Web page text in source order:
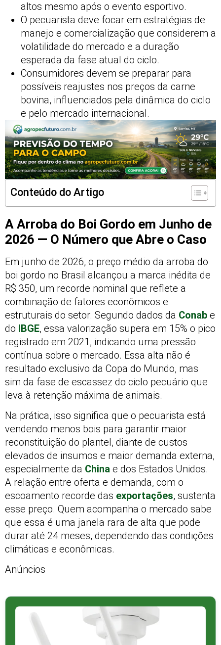
altos mesmo após o evento esportivo.
O pecuarista deve focar em estratégias de
manejo e comercialização que considerem a
volatilidade do mercado e a duração
esperada da fase atual do ciclo.
Consumidores devem se preparar para
possíveis reajustes nos preços da carne
bovina, influenciados pela dinâmica do ciclo
e pelo mercado internacional.
Conteúdo do Artigo
A Arroba do Boi Gordo em Junho de
2026 — O Número que Abre o Caso
Em junho de 2026, o preço médio da arroba do
boi gordo no Brasil alcançou a marca inédita de
R$ 350, um recorde nominal que reflete a
combinação de fatores econômicos e
estruturais do setor. Segundo dados da Conab e
do IBGE, essa valorização supera em 15% o pico
registrado em 2021, indicando uma pressão
contínua sobre o mercado. Essa alta não é
resultado exclusivo da Copa do Mundo, mas
sim da fase de escassez do ciclo pecuário que
leva à retenção máxima de animais.
Na prática, isso significa que o pecuarista está
vendendo menos bois para garantir maior
reconstituição do plantel, diante de custos
elevados de insumos e maior demanda externa,
especialmente da China e dos Estados Unidos.
A relação entre oferta e demanda, com o
escoamento recorde das exportações, sustenta
esse preço. Quem acompanha o mercado sabe
que essa é uma janela rara de alta que pode
durar até 24 meses, dependendo das condições
climáticas e econômicas.
Anúncios